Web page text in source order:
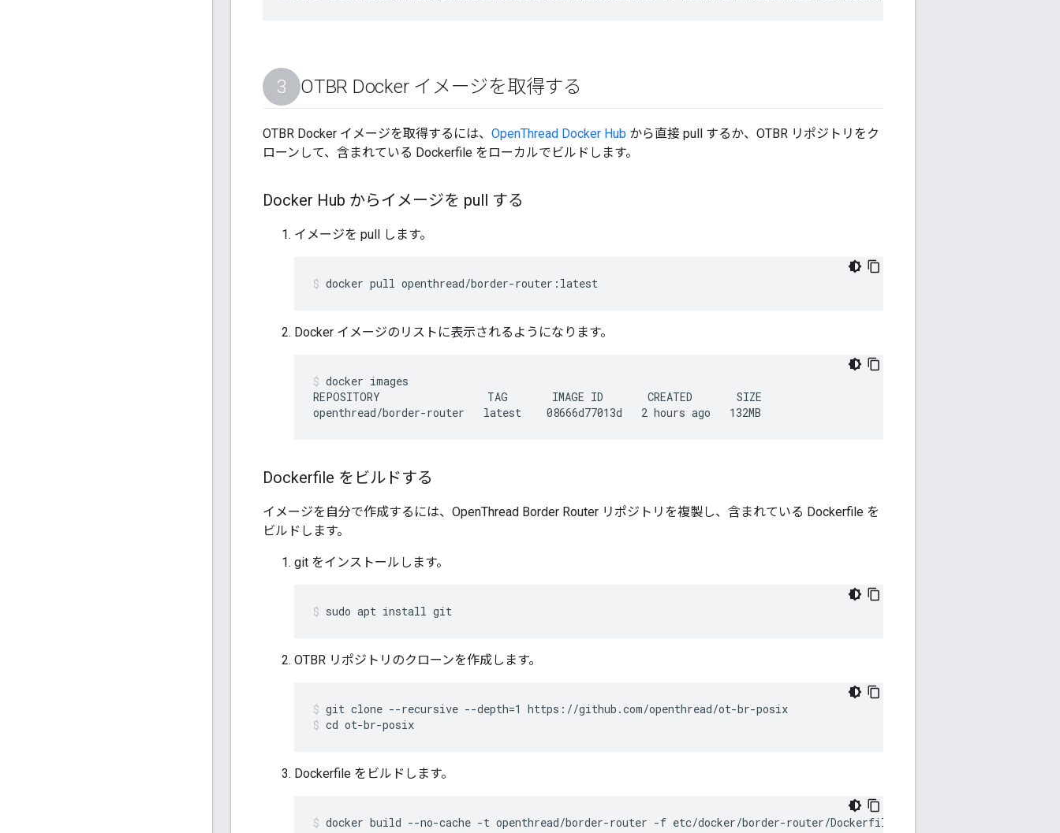
OTBR Docker イメージを取得する
OTBR Docker イメージを取得するには、 OpenThread Docker Hub から直接 pull するか、OTBR リポジトリをク
ローンして、含まれている Dockerfile をローカルでビルドします。
Docker Hub からイメージを pull する
イメージを pull します。
docker pull openthread/border-router:latest
Docker イメージのリストに表示されるようになります。
docker images
REPOSITORY                 TAG       IMAGE ID       CREATED       SIZE
Dockerfile をビルドする
イメージを自分で作成するには、OpenThread Border Router リポジトリを複製し、含まれている Dockerfile を
ビルドします。
git をインストールします。
sudo apt install git
OTBR リポジトリのクローンを作成します。
git clone --recursive --depth=1 https://github.com/openthread/ot-br-posix
cd ot-br-posix
Dockerfile をビルドします。
docker build --no-cache -t openthread/border-router -f etc/docker/border-router/Dockerfile .